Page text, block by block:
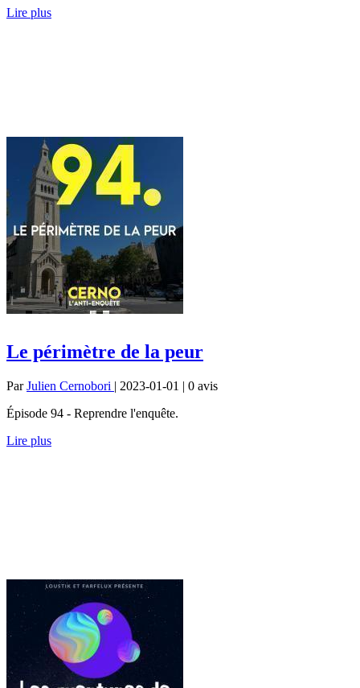
Lire plus
Le périmètre de la peur
ParJulien Cernobori | 2023-01-01 | 0 avis
Épisode 94 - Reprendre l'enquête.
Lire plus